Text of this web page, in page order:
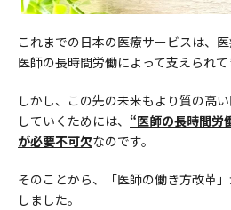
これまでの日本の医療サービスは、
医師の長時間労働によって支えられて
しかし、この先の未来もより質の高
していくためには、 “医師の長時間労
が必要不可欠なのです。
そのことから、「医師の働き方改革
しました。